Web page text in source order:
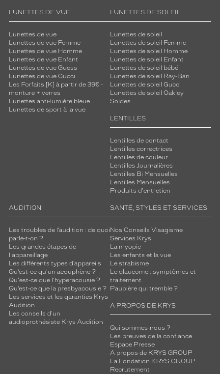
LUNETTES DE VUE
Lunettes de vue
Lunettes de vue Femme
Lunettes de vue Homme
Lunettes de vue Enfant
Lunettes de vue Guess
Lunettes de vue Gucci
Les Forfaits [K] à partir de 39€ -
monture + verres
Lunettes anti-lumière bleue
Lunettes de sport à la vue
LUNETTES DE SOLEIL
Lunettes de soleil
Lunettes de soleil Femme
Lunettes de soleil Homme
Lunettes de soleil Enfant
Lunettes de soleil bébé
Lunettes de soleil Ray-Ban
Lunettes de soleil Gucci
Lunettes de soleil Oakley
Soldes
LENTILLES
Lentilles de contact
Lentilles correctrices
Lentilles de couleur
Lentilles Journalières
Lentilles Bi Mensuelles
Lentilles Mensuelles
Produits d'entretien
AUDITION
Les troubles de l’audition : de quoi
parle-t-on ?
Les grandes étapes de
l'appareillage
Les différents types d’appareils
Qu’est-ce qu'un acouphène ?
Qu'est-ce que l'hyperacousie ?
Qu’est-ce que la presbyacousie ?
Les services et les garanties Krys
Audition
Les conseils d'un
audioprothésiste Krys Audition
SANTÉ, STYLES ET SERVICES
Nos Conseils Visagisme
Services Krys
La myopie
Les enfants et la vue
Le strabisme
Le glaucome : symptômes et
traitement
Paupière qui tremble ?
A PROPOS DE KRYS
Qui sommes-nous ?
Les preuves de la confiance
Espace Presse
A propos de KRYS GROUP
La Fondation KRYS GROUP
Recrutement